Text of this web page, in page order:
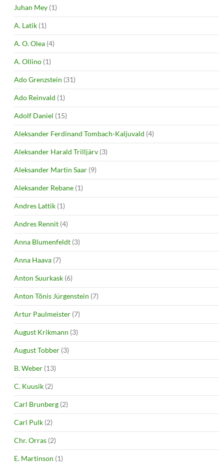
Juhan Mey (1)
A. Latik (1)
A. O. Olea (4)
A. Ollino (1)
Ado Grenzstein (31)
Ado Reinvald (1)
Adolf Daniel (15)
Aleksander Ferdinand Tombach-Kaljuvald (4)
Aleksander Harald Trilljärv (3)
Aleksander Martin Saar (9)
Aleksander Rebane (1)
Andres Lattik (1)
Andres Rennit (4)
Anna Blumenfeldt (3)
Anna Haava (7)
Anton Suurkask (6)
Anton Tõnis Jürgenstein (7)
Artur Paulmeister (7)
August Krikmann (3)
August Tobber (3)
B. Weber (13)
C. Kuusik (2)
Carl Brunberg (2)
Carl Pulk (2)
Chr. Orras (2)
E. Martinson (1)